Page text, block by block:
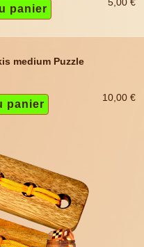
medium Puzzle
10,00 €